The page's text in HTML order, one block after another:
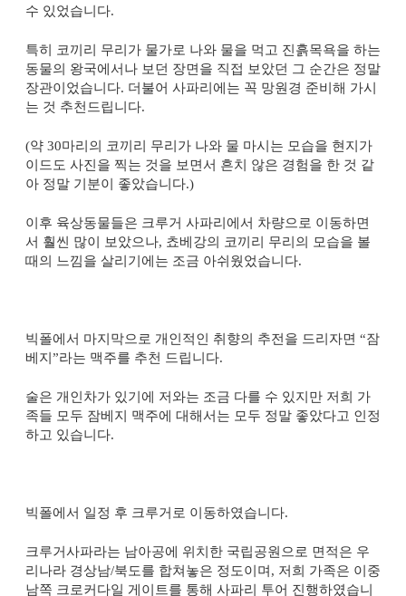
수 있었습니다.
특히 코끼리 무리가 물가로 나와 물을 먹고 진흙목욕을 하는
동물의 왕국에서나 보던 장면을 직접 보았던 그 순간은 정말
장관이었습니다. 더불어 사파리에는 꼭 망원경 준비해 가시
는 것 추천드립니다.
(약 30마리의 코끼리 무리가 나와 물 마시는 모습을 현지가
이드도 사진을 찍는 것을 보면서 흔치 않은 경험을 한 것 같
아 정말 기분이 좋았습니다.)
이후 육상동물들은 크루거 사파리에서 차량으로 이동하면
서 훨씬 많이 보았으나, 쵸베강의 코끼리 무리의 모습을 볼
때의 느낌을 살리기에는 조금 아쉬웠었습니다.
빅폴에서 마지막으로 개인적인 취향의 추전을 드리자면 “잠
베지”라는 맥주를 추천 드립니다.
술은 개인차가 있기에 저와는 조금 다를 수 있지만 저희 가
족들 모두 잠베지 맥주에 대해서는 모두 정말 좋았다고 인정
하고 있습니다.
빅폴에서 일정 후 크루거로 이동하였습니다.
크루거사파라는 남아공에 위치한 국립공원으로 면적은 우
리나라 경상남/북도를 합쳐놓은 정도이며 , 저희 가족은 이중
남쪽 크로커다일 게이트를 통해 사파리 투어 진행하였습니